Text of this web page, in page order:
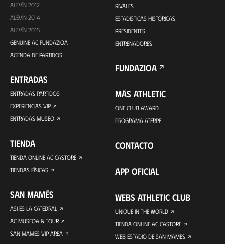
ALEVÍN 2012
ALEVÍN 2014
ALEVÍN 2015
GENUINE AC FUNDAZIOA
AGENDA DE PARTIDOS
ENTRADAS
ENTRADAS PARTIDOS
EXPERIENCIAS VIP
ENTRADAS MUSEO
TIENDA
TIENDA ONLINE AC CASTORE
TIENDAS FÍSICAS
SAN MAMÉS
ASÍ ES LA CATEDRAL
AC MUSEOA & TOUR
SAN MAMES VIP AREA
RIVALES
ESTADÍSTICAS HISTÓRICAS
PRESIDENTES
ENTRENADORES
FUNDAZIOA
MÁS ATHLETIC
ONE CLUB AWARD
PROGRAMA ATERPE
CONTACTO
APP OFICIAL
WEBS ATHLETIC CLUB
UNIQUE IN THE WORLD
TIENDA ONLINE AC CASTORE
WEB ESTADIO DE SAN MAMÉS